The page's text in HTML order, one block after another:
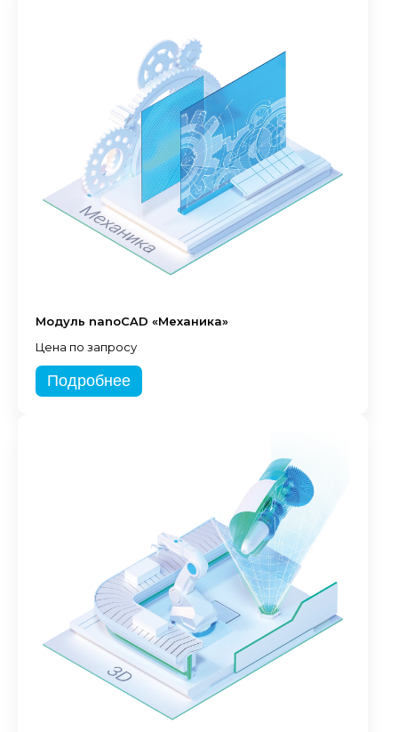
Модуль nanoCAD «Механика»
Цена по запросу
Подробнее